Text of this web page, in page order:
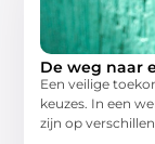
De weg naar
Een veilige
keuzes. In een
zijn op